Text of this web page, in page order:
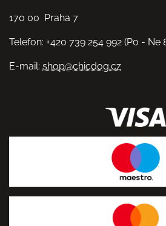
170 00 Praha 7
Telefon: +420 739 254 992 (Po - Ne
E-mail: shop@chicdog.cz